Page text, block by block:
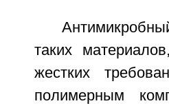
таких
жестких
полимерным